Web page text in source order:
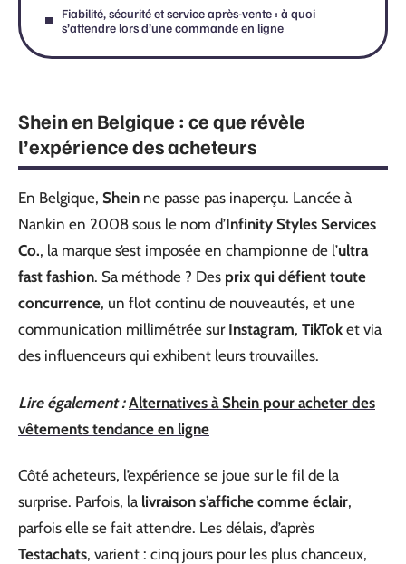
Fiabilité, sécurité et service après-vente : à quoi
s’attendre lors d’une commande en ligne
Shein en Belgique : ce que révèle
l’expérience des acheteurs
En Belgique, Shein ne passe pas inaperçu. Lancée à
Nankin en 2008 sous le nom d’Infinity Styles Services
Co., la marque s’est imposée en championne de l’ultra
fast fashion. Sa méthode ? Des prix qui défient toute
concurrence, un flot continu de nouveautés, et une
communication millimétrée sur Instagram, TikTok et via
des influenceurs qui exhibent leurs trouvailles.
Lire également : Alternatives à Shein pour acheter des
vêtements tendance en ligne
Côté acheteurs, l’expérience se joue sur le fil de la
surprise. Parfois, la livraison s’affiche comme éclair,
parfois elle se fait attendre. Les délais, d’après
Testachats, varient : cinq jours pour les plus chanceux,